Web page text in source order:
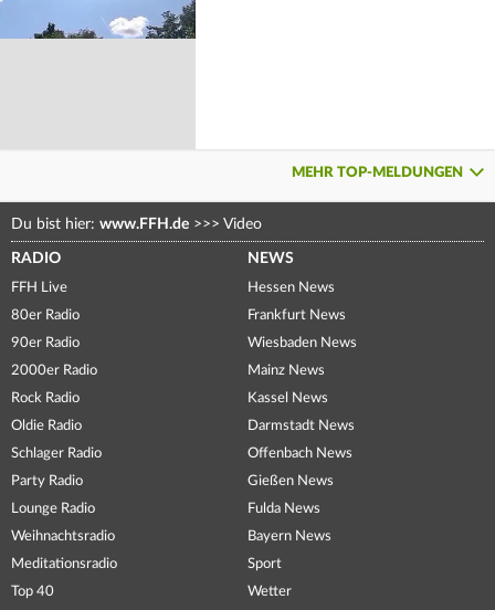
MEHR TOP-MELDUNGEN
Du bist hier: www.FFH.de >>> Video
RADIO
FFH Live
80er Radio
90er Radio
2000er Radio
Rock Radio
Oldie Radio
Schlager Radio
Party Radio
Lounge Radio
Weihnachtsradio
Meditationsradio
Top 40
NEWS
Hessen News
Frankfurt News
Wiesbaden News
Mainz News
Kassel News
Darmstadt News
Offenbach News
Gießen News
Fulda News
Bayern News
Sport
Wetter